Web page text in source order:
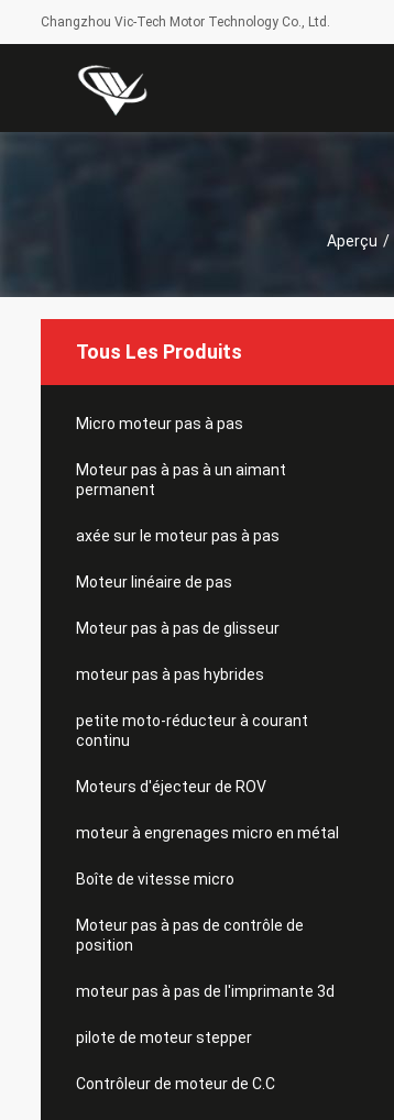
Changzhou Vic-Tech Motor Technology Co., Ltd.
Aperçu /
Tous Les Produits
Micro moteur pas à pas
Moteur pas à pas à un aimant
permanent
axée sur le moteur pas à pas
Moteur linéaire de pas
Moteur pas à pas de glisseur
moteur pas à pas hybrides
petite moto-réducteur à courant
continu
Moteurs d'éjecteur de ROV
moteur à engrenages micro en métal
Boîte de vitesse micro
Moteur pas à pas de contrôle de
position
moteur pas à pas de l'imprimante 3d
pilote de moteur stepper
Contrôleur de moteur de C.C